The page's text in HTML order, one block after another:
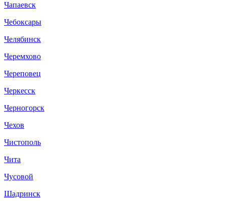
Чапаевск
Чебоксары
Челябинск
Черемхово
Череповец
Черкесск
Черногорск
Чехов
Чистополь
Чита
Чусовой
Шадринск